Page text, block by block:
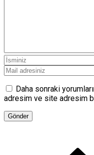
Daha sonraki
adresim ve site adresim